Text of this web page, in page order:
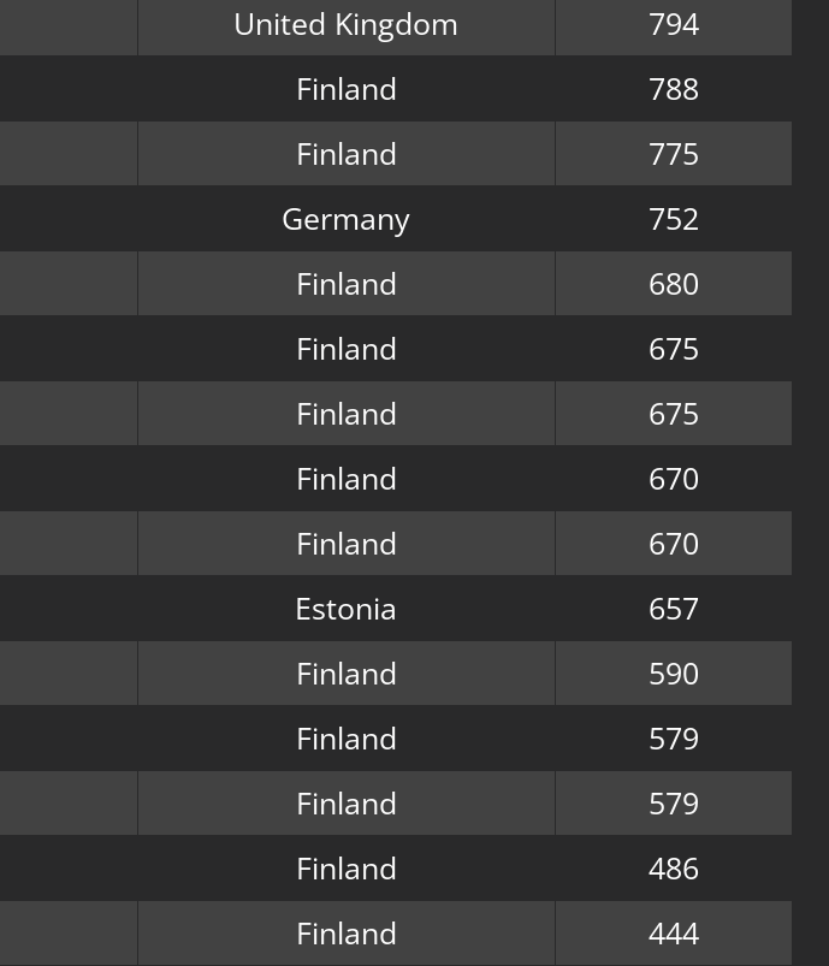
United Kingdom
794
Finland
788
Finland
775
Germany
752
Finland
680
Finland
675
Finland
675
Finland
670
Finland
670
Estonia
657
Finland
590
Finland
579
Finland
579
Finland
486
Finland
444